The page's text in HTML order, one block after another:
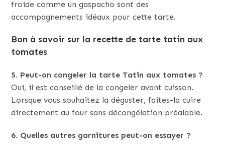
froide comme un gaspacho sont des
accompagnements idéaux pour cette tarte.
Bon à savoir sur la recette de tarte tatin aux
tomates
5. Peut-on congeler la tarte Tatin aux tomates ?
Oui, il est conseillé de la congeler avant cuisson.
Lorsque vous souhaitez la déguster, faites-la cuire
directement au four sans décongélation préalable.
6. Quelles autres garnitures peut-on essayer ?